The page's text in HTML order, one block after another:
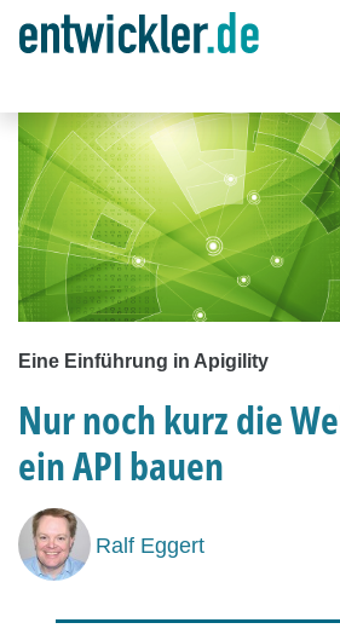
Eine Einführung in Apigility
Nur noch kurz die
ein API bauen
Ralf Eggert